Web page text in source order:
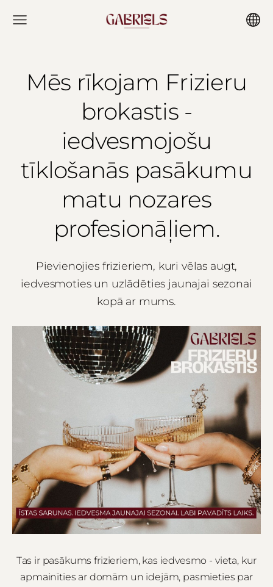
Mēs rīkojam Frizieru
brokastis -
iedvesmojošu
tīklošanās pasākumu
matu nozares
profesionāļiem.
Pievienojies frizieriem, kuri vēlas augt,
iedvesmoties un uzlādēties jaunajai sezonai
kopā ar mums.
Tas ir pasākums frizieriem, kas iedvesmo - vieta, kur
apmainīties ar domām un idejām, pasmieties par